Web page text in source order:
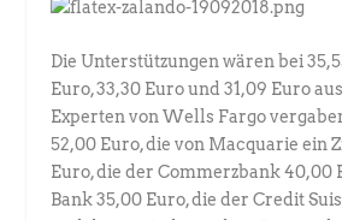
Die Unterstützungen wären bei
Euro, 33,30 Euro und 31,09 Euro
Experten von Wells Fargo
52,00 Euro, die von Macquarie ein
Euro, die der Commerzbank 40,00
Bank 35,00 Euro, die der Credit